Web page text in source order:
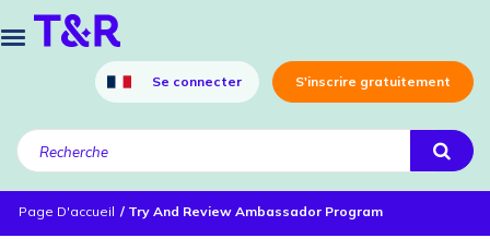
Se connecter S'inscrire gratuitement
Page D'accueil Try And Review Ambassador Program